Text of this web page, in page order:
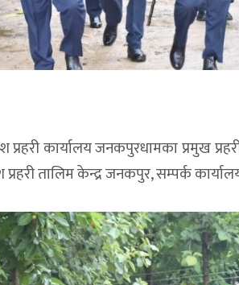
प्रहरी कार्यालय जनकपुरधामका प्रमुख
तालिम केन्द्र जनकपुर, सम्पर्क